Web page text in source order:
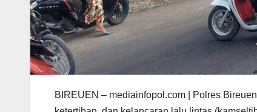
BIREUEN – mediainfopol.com | Polres